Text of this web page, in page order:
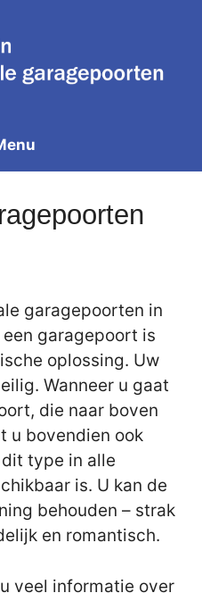
garagepoorten in
garagepoort is
oplossing. Uw
Wanneer u gaat
die naar boven
u bovendien ook
type in alle
is. U kan de
behouden – strak
en romantisch.
veel informatie over